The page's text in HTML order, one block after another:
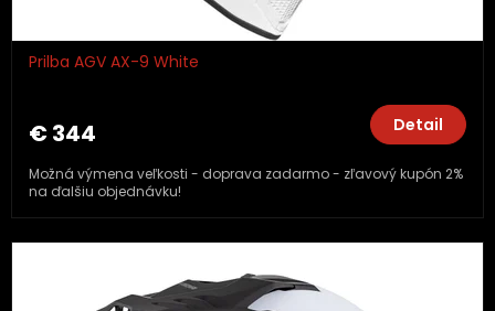
Prilba AGV AX-9 White
€ 344 Detail
Možná výmena veľkosti - doprava zadarmo - zľavový kupón 2%
na ďalšiu objednávku!